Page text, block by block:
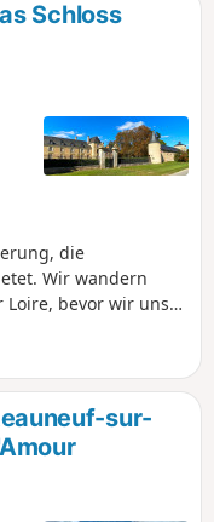
Schloss
die
Wir wandern
bevor wir uns
und dann
sur-